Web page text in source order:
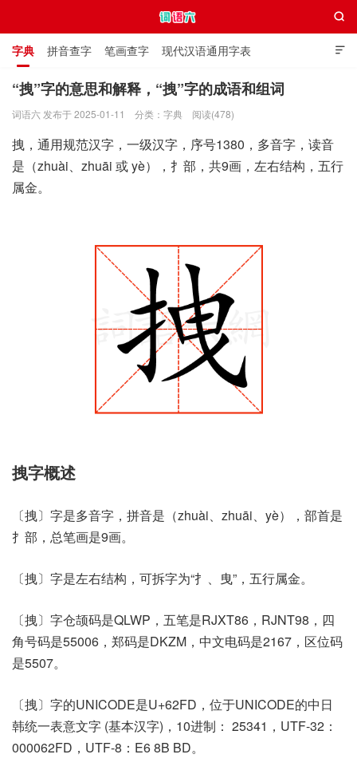

字典 拼音查字 笔画查字 现代汉语通用字表
通用规范汉字表 叠字大全 独体字大全 极简英语词典

“拽”字的意思和解释，“拽”字的成语和组词
词语六 发布于 2025-01-11 分类： 字典 阅读(478)
拽，通用规范汉字，一级汉字，序号1380，多音字，读音
是（zhuài、zhuāi 或 yè），扌部，共9画，左右结构，五行
属金。
拽字概述
〔拽〕字是多音字，拼音是（zhuài、zhuāi、yè），部首是
扌部，总笔画是9画。
〔拽〕字是左右结构，可拆字为“扌、曳”，五行属金。
〔拽〕字仓颉码是QLWP，五笔是RJXT86，RJNT98，四
角号码是55006，郑码是DKZM，中文电码是2167，区位码
是5507。
〔拽〕字的UNICODE是U+62FD，位于UNICODE的中日
韩统一表意文字 (基本汉字)，10进制： 25341，UTF-32：
000062FD，UTF-8：E6 8B BD。